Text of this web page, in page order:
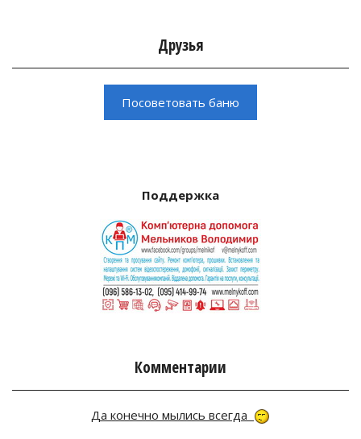
Друзья
Поддержка
Комментарии
Да конечно мылись всегда